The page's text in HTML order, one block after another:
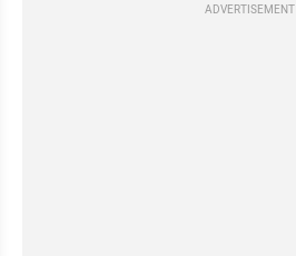
ADVERTISEMENT